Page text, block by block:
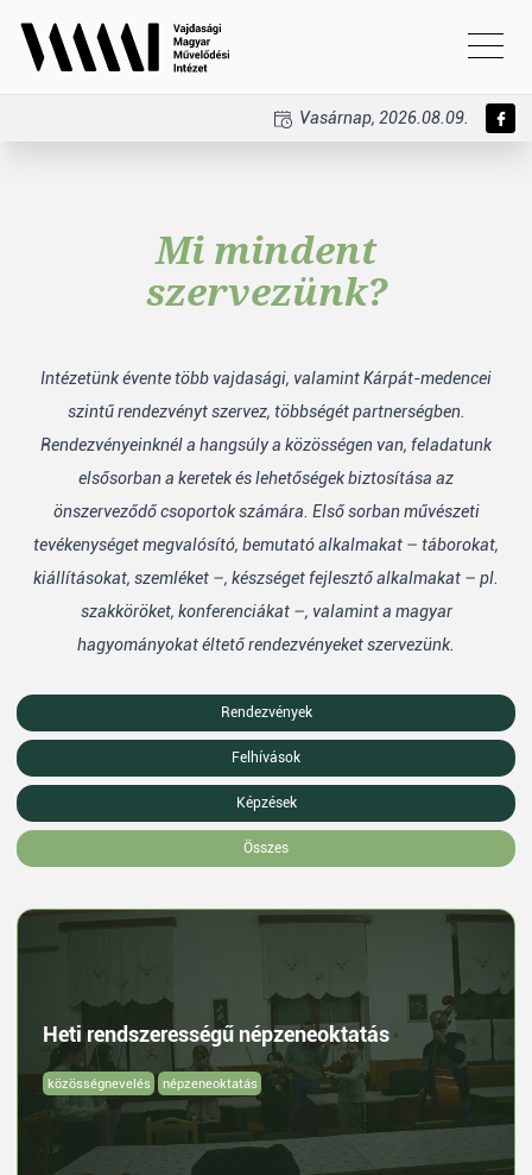
Vasárnap, 2026.08.09.
Mi mindent
szervezünk?
Intézetünk évente több vajdasági, valamint Kárpát-medencei
szintű rendezvényt szervez, többségét partnerségben.
Rendezvényeinknél a hangsúly a közösségen van, feladatunk
elsősorban a keretek és lehetőségek biztosítása az
önszerveződő csoportok számára. Első sorban művészeti
tevékenységet megvalósító, bemutató alkalmakat – táborokat,
kiállításokat, szemléket –, készséget fejlesztő alkalmakat – pl.
szakköröket, konferenciákat –, valamint a magyar
hagyományokat éltető rendezvényeket szervezünk.
Rendezvények
Felhívások
Képzések
Összes
Heti rendszerességű népzeneoktatás
közösségnevelés népzeneoktatás